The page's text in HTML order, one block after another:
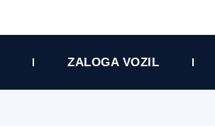
ZALOGA VOZIL